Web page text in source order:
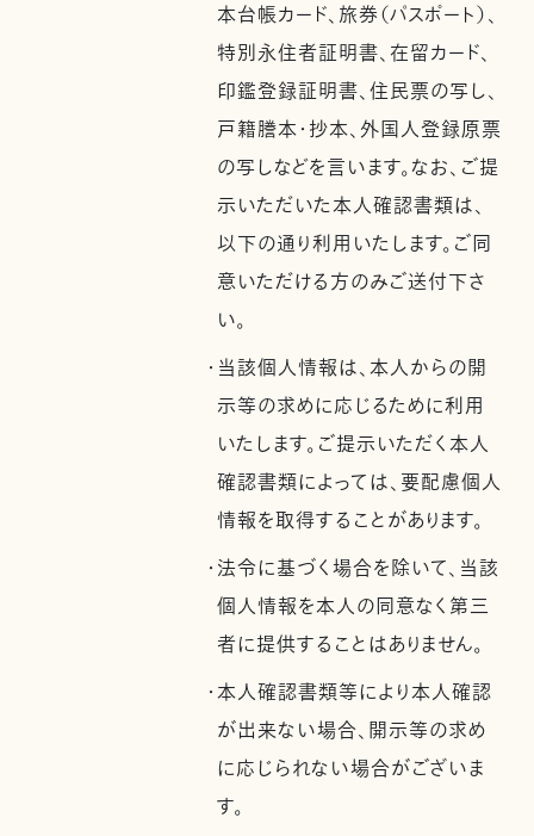
本台帳カード、旅券（パスポート）、
特別永住者証明書、在留カード、
印鑑登録証明書、住民票の写し、
戸籍謄本・抄本、外国人登録原票
の写しなどを言います。なお、ご提
示いただいた本人確認書類は、
以下の通り利用いたします。ご同
意いただける方のみご送付下さ
い。
・当該個人情報は、本人からの開
示等の求めに応じるために利用
いたします。ご提示いただく本人
確認書類によっては、要配慮個人
情報を取得することがあります。
・法令に基づく場合を除いて、当該
個人情報を本人の同意なく第三
者に提供することはありません。
・本人確認書類等により本人確認
が出来ない場合、開示等の求め
に応じられない場合がございま
す。